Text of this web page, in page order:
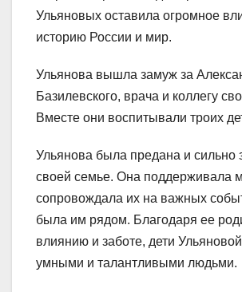
Ульяновых оставила огромное
историю России и мир.
Ульянова вышла замуж за
Базилевского, врача и коллегу
Вместе они воспитывали троих
Ульянова была предана и сильно
своей семье. Она поддерживала
сопровождала их на важных
была им рядом. Благодаря ее
влиянию и заботе, дети
умными и талантливыми людьми.